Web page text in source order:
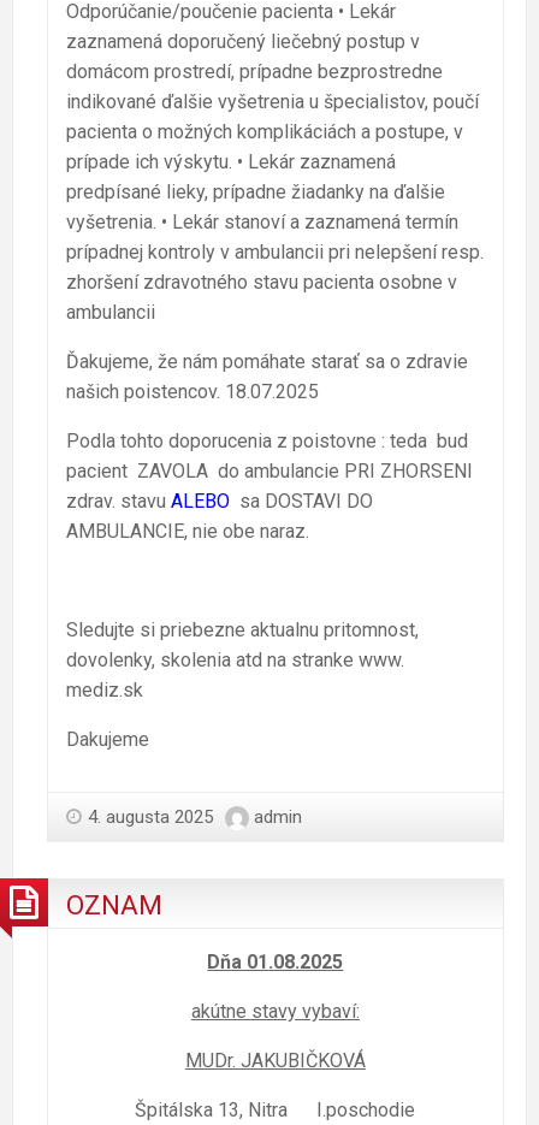
Odporúčanie/poučenie pacienta • Lekár
zaznamená doporučený liečebný postup v
domácom prostredí, prípadne bezprostredne
indikované ďalšie vyšetrenia u špecialistov, poučí
pacienta o možných komplikáciách a postupe, v
prípade ich výskytu. • Lekár zaznamená
predpísané lieky, prípadne žiadanky na ďalšie
vyšetrenia. • Lekár stanoví a zaznamená termín
prípadnej kontroly v ambulancii pri nelepšení resp.
zhoršení zdravotného stavu pacienta osobne v
ambulancii
Ďakujeme, že nám pomáhate starať sa o zdravie
našich poistencov. 18.07.2025
Podla tohto doporucenia z poistovne : teda bud
pacient ZAVOLA do ambulancie PRI ZHORSENI
zdrav. stavu ALEBO sa DOSTAVI DO
AMBULANCIE, nie obe naraz.
Sledujte si priebezne aktualnu pritomnost,
dovolenky, skolenia atd na stranke www.
mediz.sk
Dakujeme
4. augusta 2025 admin
OZNAM
Dňa 01.08.2025
akútne stavy vybaví:
MUDr. JAKUBIČKOVÁ
Špitálska 13, Nitra I.poschodie